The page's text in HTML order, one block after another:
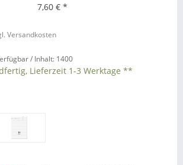
7,60 € *
Versandkosten
/ Inhalt: 1400
Lieferzeit 1-3 Werktage **